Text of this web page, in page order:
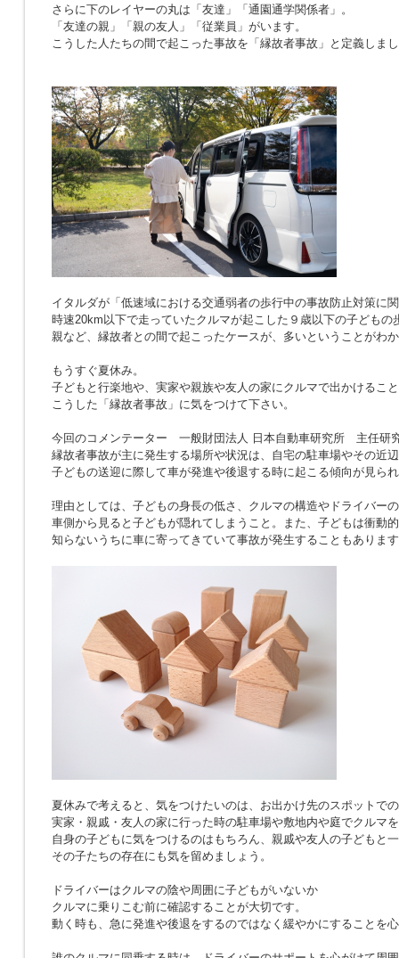
さらに下のレイヤーの丸は「友達」「通園通学関係者」。
「友達の親」「親の友人」「従業員」がいます。
こうした人たちの間で起こった事故を「縁故者事故」と定義しま
イタルダが「低速域における交通弱者の歩行中の事故防止対策に
時速20km以下で走っていたクルマが起こした９歳以下の子どもの
親など、縁故者との間で起こったケースが、多いということがわ
もうすぐ夏休み。
子どもと行楽地や、実家や親族や友人の家にクルマで出かけるこ
こうした「縁故者事故」に気をつけて下さい。
今回のコメンテーター 一般財団法人 日本自動車研究所 主任研
縁故者事故が主に発生する場所や状況は、自宅の駐車場やその近
子どもの送迎に際して車が発進や後退する時に起こる傾向が見ら
理由としては、子どもの身長の低さ、クルマの構造やドライバー
車側から見ると子どもが隠れてしまうこと。また、子どもは衝動
知らないうちに車に寄ってきていて事故が発生することもありま
夏休みで考えると、気をつけたいのは、お出かけ先のスポットで
実家・親戚・友人の家に行った時の駐車場や敷地内や庭でクルマ
自身の子どもに気をつけるのはもちろん、親戚や友人の子どもと
その子たちの存在にも気を留めましょう。
ドライバーはクルマの陰や周囲に子どもがいないか
クルマに乗りこむ前に確認することが大切です。
動く時も、急に発進や後退をするのではなく緩やかにすることを